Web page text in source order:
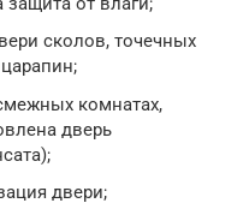
сколов, точечных
комнатах,
дверь
двери;